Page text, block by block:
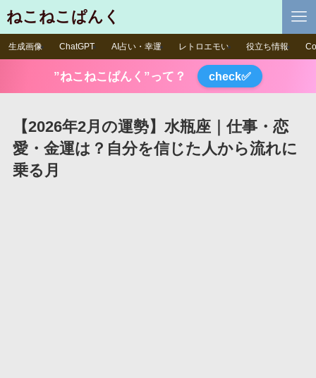
ねこねこぱんく
生成画像 ChatGPT AI占い・幸運 レトロエモい 役立ち情報
”ねこねこぱんく”って？ check✅
【2026年2月の運勢】水瓶座｜仕事・恋
愛・金運は？自分を信じた人から流れに
乗る月